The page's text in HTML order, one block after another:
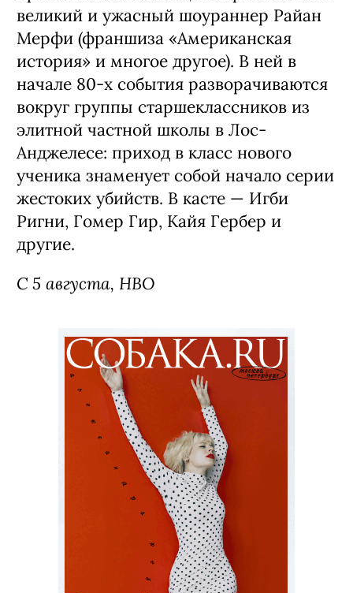
великий и ужасный шоураннер Райан
Мерфи (франшиза «Американская
история» и многое другое). В ней в
начале 80-х события разворачиваются
вокруг группы старшеклассников из
элитной частной школы в Лос-
Анджелесе: приход в класс нового
ученика знаменует собой начало серии
жестоких убийств. В касте — Игби
Ригни, Гомер Гир, Кайя Гербер и
другие.
С 5 августа, HBO